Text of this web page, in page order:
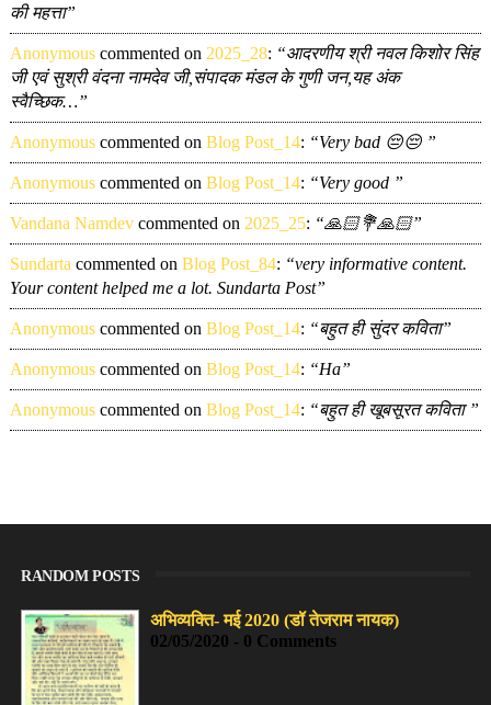
की महत्ता”
Anonymouscommented on 2025_28: “आदरणीय श्री नवल किशोर सिंह
जी एवं सुश्री वंदना नामदेव जी,संपादक मंडल के गुणी जन,यह अंक
स्वैच्छिक…”
Anonymouscommented on Blog Post_14: “Very bad 😔😔 ”
Anonymouscommented on Blog Post_14: “Very good ”
Vandana Namdevcommented on 2025_25: “🙏🏻💐🙏🏻”
Sundarta commented on Blog Post_84: “very informative content.
Your content helped me a lot. Sundarta Post”
Anonymouscommented on Blog Post_14: “बहुत ही सुंदर कविता”
Anonymouscommented on Blog Post_14: “Ha”
Anonymouscommented on Blog Post_14: “बहुत ही खूबसूरत कविता ”
RANDOM POSTS
अभिव्यक्ति- मई 2020 (डॉ तेजराम नायक)
02/05/2020 - 0 Comments